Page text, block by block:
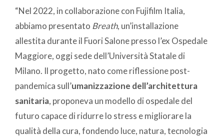
“Nel 2022, in collaborazione con Fujifilm Italia,
abbiamo presentato Breath, un’installazione
allestita durante il Fuori Salone presso l’ex Ospedale
Maggiore, oggi sede dell’Università Statale di
Milano. Il progetto, nato come riflessione post-
pandemica sull’umanizzazione dell’architettura
sanitaria, proponeva un modello di ospedale del
futuro capace di ridurre lo stress e migliorare la
qualità della cura, fondendo luce, natura, tecnologia